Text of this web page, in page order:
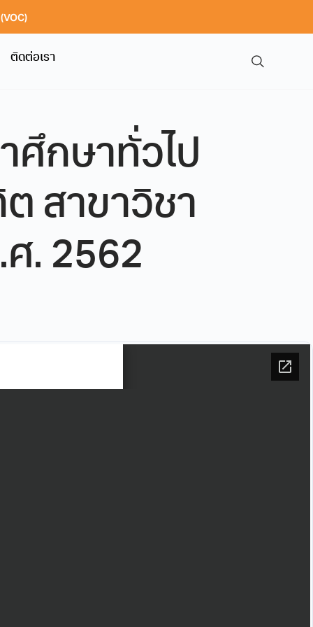
ติดต่อเรา
ศึกษาทั่วไป
สาขาวิชา
. 2562